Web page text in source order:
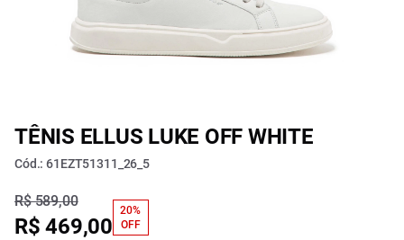
TÊNIS ELLUS LUKE OFF WHITE
Cód.: 61EZT51311_26_5
R$ 589,00
R$ 469,00
20%
OFF